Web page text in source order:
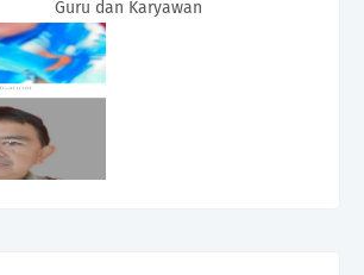
Guru dan Karyawan